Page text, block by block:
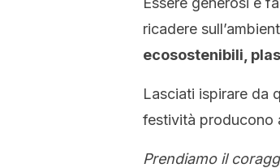
ricadere
ecosostenibili,
Lasciati ispirare da
festività producono
Prendiamo il